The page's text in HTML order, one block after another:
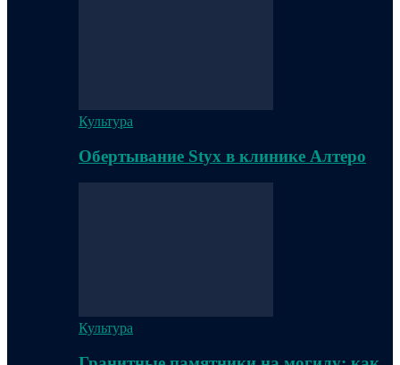
Культура
Обертывание Styx в клинике Алтеро
Культура